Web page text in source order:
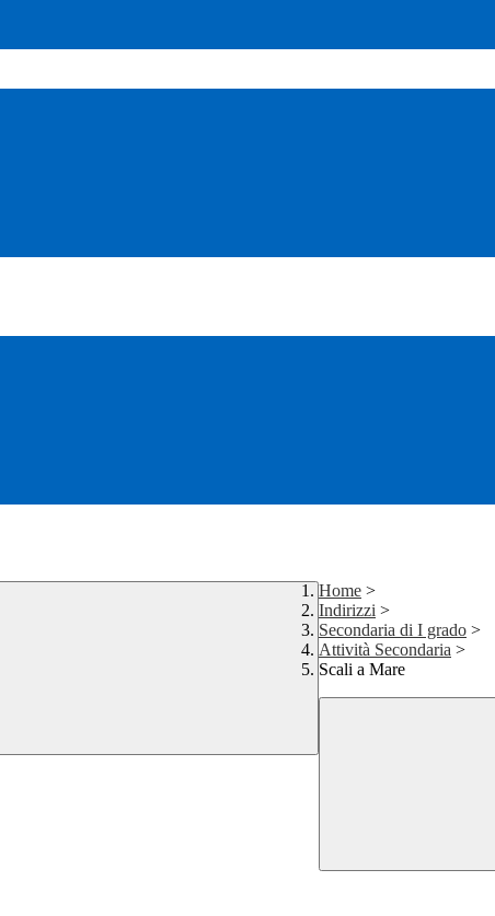
Home >
Indirizzi >
Secondaria di I grado >
Attività Secondaria >
Scali a Mare